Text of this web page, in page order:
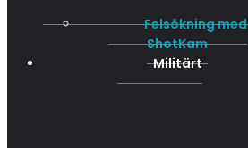
Felsökning med
ShotKam
Militärt